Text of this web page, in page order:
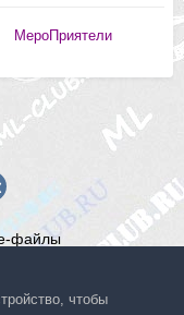
МероПриятели
файлы
чтобы